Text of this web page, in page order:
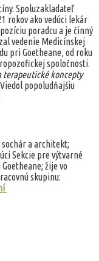
Spoluzakladateľ
rokov ako vedúci lekár
poradcu a je činný
vedenie Medicínskej
pri Goetheane, od roku
spoločnosti.
terapeutické koncepty
popoludňajšiu
sochár a architekt;
Sekcie pre výtvarné
žije vo
skupinu: